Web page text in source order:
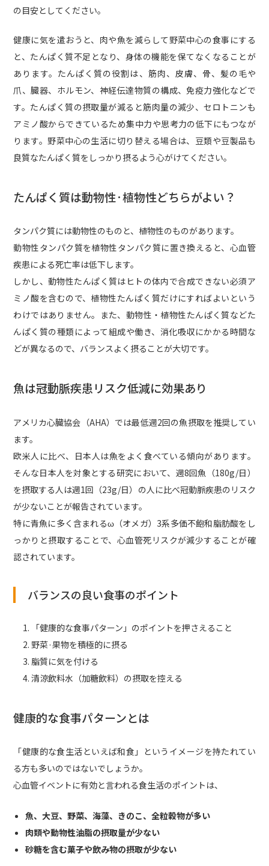
の目安としてください。
健康に気を遣おうと、肉や魚を減らして野菜中心の食事にする
と、たんぱく質不足となり、身体の機能を保てなくなることが
あります。たんぱく質の役割は、筋肉、皮膚、骨、髪の毛や
爪、臓器、ホルモン、神経伝達物質の構成、免疫力強化などで
す。たんぱく質の摂取量が減ると筋肉量の減少、セロトニンも
アミノ酸からできているため集中力や思考力の低下にもつなが
ります。野菜中心の生活に切り替える場合は、豆類や豆製品も
良質なたんぱく質をしっかり摂るよう心がけてください。
たんぱく質は動物性·植物性どちらがよい？
タンパク質には動物性のものと、植物性のものがあります。
動物性タンパク質を植物性タンパク質に置き換えると、心血管
疾患による死亡率は低下します。
しかし、動物性たんぱく質はヒトの体内で合成できない必須ア
ミノ酸を含むので、植物性たんぱく質だけにすればよいという
わけではありません。また、動物性・植物性たんぱく質などた
んぱく質の種類によって組成や働き、消化吸収にかかる時間な
どが異なるので、バランスよく摂ることが大切です。
魚は冠動脈疾患リスク低減に効果あり
アメリカ心臓協会（AHA）では最低週2回の魚摂取を推奨してい
ます。
欧米人に比べ、日本人は魚をよく食べている傾向があります。
そんな日本人を対象とする研究において、週8回魚（180g/日）
を摂取する人は週1回（23g/日）の人に比べ冠動脈疾患のリスク
が少ないことが報告されています。
特に青魚に多く含まれるω（オメガ）3系多価不飽和脂肪酸をし
っかりと摂取することで、心血管死リスクが減少することが確
認されています。
バランスの良い食事のポイント
「健康的な食事パターン」のポイントを押さえること
野菜·果物を積極的に摂る
脂質に気を付ける
清涼飲料水（加糖飲料）の摂取を控える
健康的な食事パターンとは
「健康的な食生活といえば和食」というイメージを持たれてい
る方も多いのではないでしょうか。
心血管イベントに有効と言われる食生活のポイントは、
魚、大豆、野菜、海藻、きのこ、全粒穀物が多い
肉類や動物性油脂の摂取量が少ない
砂糖を含む菓子や飲み物の摂取が少ない